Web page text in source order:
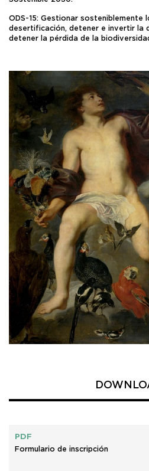
ODS-15: Gestionar sosteniblemente
desertificación, detener e invertir la
detener la pérdida de la
PDF
Formulario de inscripción